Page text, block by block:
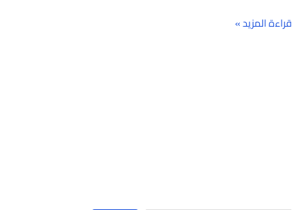
قراءة المزيد »